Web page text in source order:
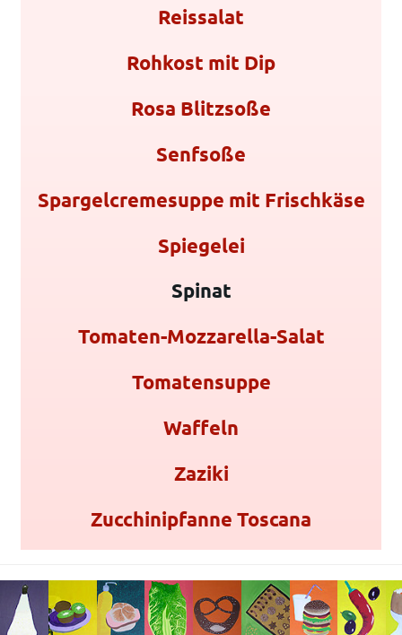
Reissalat
Rohkost mit Dip
Rosa Blitzsoße
Senfsoße
Spargelcremesuppe mit Frischkäse
Spiegelei
Spinat
Tomaten-Mozzarella-Salat
Tomatensuppe
Waffeln
Zaziki
Zucchinipfanne Toscana